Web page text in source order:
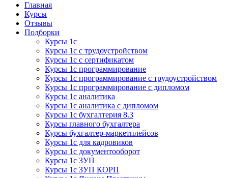
Курсы 1С
Курсы 1С официальная сертификация
Главная
Курсы
Отзывы
Подборки
Курсы 1с
Курсы 1с с трудоустройством
Курсы 1с с сертификатом
Курсы 1с программирование
Курсы 1с программирование с трудоустройством
Курсы 1с программирование с дипломом
Курсы 1с аналитика
Курсы 1с аналитика с дипломом
Курсы 1с бухгалтерия 8.3
Курсы главного бухгалтера
Курсы бухгалтер-маркетплейсов
Курсы 1с для кадровиков
Курсы 1с документооборот
Курсы 1с ЗУП
Курсы 1с ЗУП КОРП